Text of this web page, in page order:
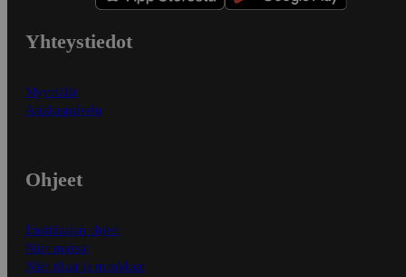
Yhteystiedot
Myymälät
Asiakaspalvelu
Ohjeet
Ensitilaajan ohjeet
Näin maksat
Näin tilaat ja muokkaat